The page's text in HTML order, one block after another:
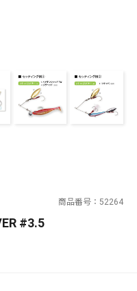
～¥
商品番号 52264
#3.5